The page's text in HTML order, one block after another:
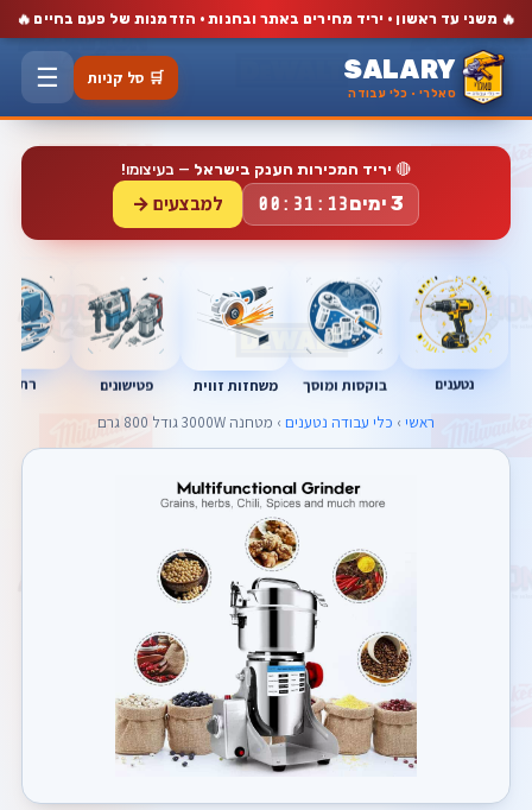
🔥 משני עד ראשון · יריד מחירים באתר ובחנות · הזדמנות של פעם בחיים 🔥
SALARY
סאלרי · כלי עבודה
🛒 סל קניות ☰
🔴 יריד המכירות הענק בישראל — בעיצומו!
3 ימים 00:31:12 למבצעים →
נטענים בוקסות ומוסך משחזות זווית פטישונים
ראשי › כלי עבודה נטענים › מטחנה 3000W גודל 800 גרם